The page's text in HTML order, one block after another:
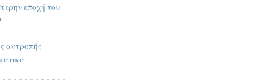
εποχή του
αντροπής